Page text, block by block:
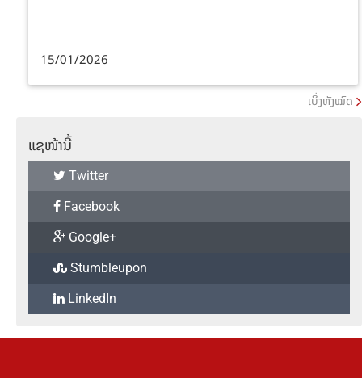
15/01/2026
ເບິ່ງທັງໝົດ
ແຊໜ້ານີ້
Twitter
Facebook
Google+
Stumbleupon
LinkedIn